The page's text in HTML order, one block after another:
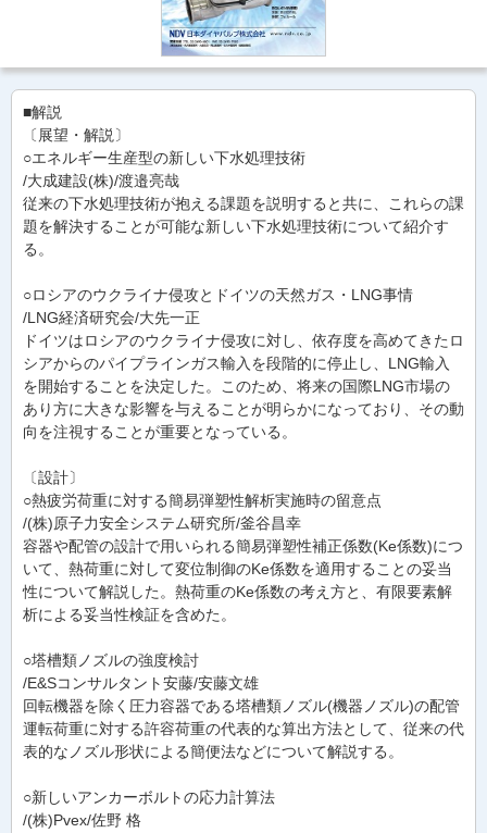
■解説
〔展望・解説〕
○エネルギー生産型の新しい下水処理技術
/大成建設(株)/渡邉亮哉
従来の下水処理技術が抱える課題を説明すると共に、これらの課
題を解決することが可能な新しい下水処理技術について紹介す
る。
○ロシアのウクライナ侵攻とドイツの天然ガス・LNG事情
/LNG経済研究会/大先一正
ドイツはロシアのウクライナ侵攻に対し、依存度を高めてきたロ
シアからのパイプラインガス輸入を段階的に停止し、LNG輸入
を開始することを決定した。このため、将来の国際LNG市場の
あり方に大きな影響を与えることが明らかになっており、その動
向を注視することが重要となっている。
〔設計〕
○熱疲労荷重に対する簡易弾塑性解析実施時の留意点
/(株)原子力安全システム研究所/釜谷昌幸
容器や配管の設計で用いられる簡易弾塑性補正係数(Ke係数)につ
いて、熱荷重に対して変位制御のKe係数を適用することの妥当
性について解説した。熱荷重のKe係数の考え方と、有限要素解
析による妥当性検証を含めた。
○塔槽類ノズルの強度検討
/E&Sコンサルタント安藤/安藤文雄
回転機器を除く圧力容器である塔槽類ノズル(機器ノズル)の配管
運転荷重に対する許容荷重の代表的な算出方法として、従来の代
表的なノズル形状による簡便法などについて解説する。
○新しいアンカーボルトの応力計算法
/(株)Pvex/佐野 格